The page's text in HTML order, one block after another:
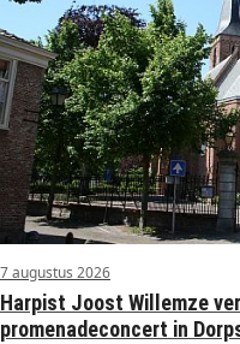
7 augustus 2026
Harpist Joost Willemze
promenadeconcert in